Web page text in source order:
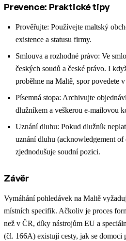
Prevence: Praktické tipy
Prověřujte: Používejte maltský
existence a statusu firmy.
Smlouva a rozhodné právo: Ve
českých soudů a české právo. I
proběhne na Maltě, spor povedete
Písemná stopa: Archivujte
dlužníkem a veškerou e-mailovou
Uznání dluhu: Pokud dlužník
uznání dluhu (acknowledgement of
zjednodušuje soudní pozici.
Závěr
Vymáhání pohledávek na Maltě
místních specifik. Ačkoliv je proces
než v ČR, díky nástrojům EU a
(čl. 166A) existují cesty, jak se domoci